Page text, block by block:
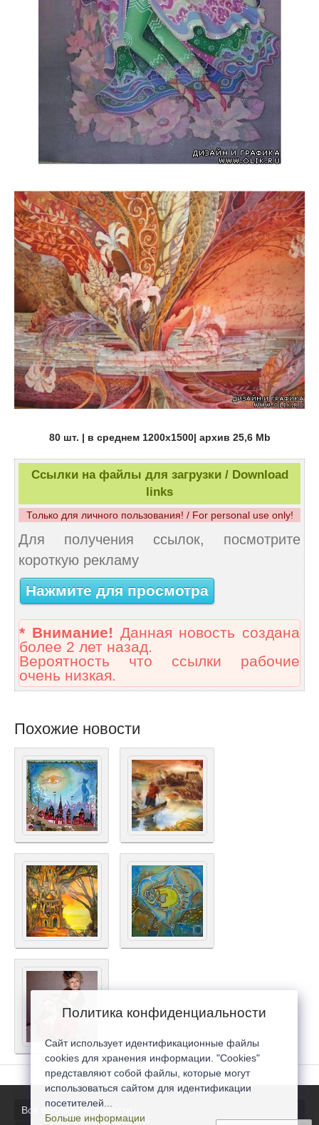
80 шт. | в среднем 1200х1500| архив 25,6 Mb
Ссылки на файлы для загрузки / Download
links
Только для личного пользования! / For personal use only!
Для получения ссылок, посмотрите
короткую рекламу
Нажмите для просмотра
* Внимание! Данная новость создана
более 2 лет назад.
Вероятность что ссылки рабочие
очень низкая.
Похожие новости
Все последние новости
Политика конфиденциальности
Сайт использует идентификационные файлы
cookies для хранения информации. "Cookies"
представляют собой файлы, которые могут
использоваться сайтом для идентификации
посетителей...
Больше информации